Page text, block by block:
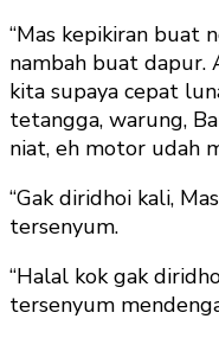
“Mas kepikiran buat
nambah buat dapur.
kita supaya cepat
tetangga, warung,
niat, eh motor udah
“Gak diridhoi kali,
tersenyum.
“Halal kok gak
tersenyum